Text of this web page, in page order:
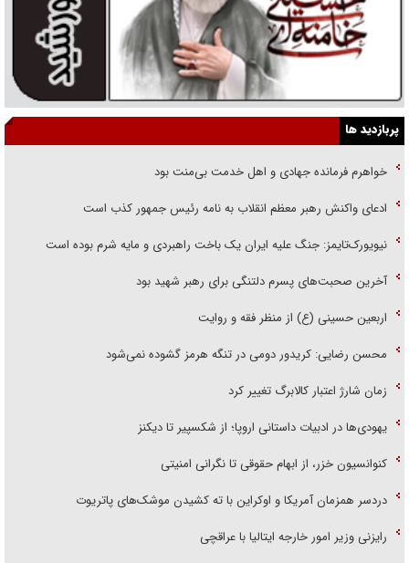
پربازدید ها
خواهرم فرمانده جهادی و اهل خدمت بی‌منت بود
ادعای واکنش رهبر معظم انقلاب به نامه رئیس جمهور کذب است
نیویورک‌تایمز: جنگ علیه ایران یک باخت راهبردی و مایه شرم بوده است
آخرین صحبت‌های پسرم دلتنگی برای رهبر شهید بود
اربعین حسینی (ع) از منظر فقه و روایت
محسن رضایی: کریدور دومی در تنگه هرمز گشوده نمی‌شود
زمان شارژ اعتبار کالابرگ تغییر کرد
یهودی‌ها در ادبیات داستانی اروپا؛ از شکسپیر تا دیکنز
کنوانسیون خزر، از ابهام حقوقی تا نگرانی امنیتی
دردسر همزمان آمریکا و اوکراین با ته کشیدن موشک‌های پاتریوت
رایزنی وزیر امور خارجه ایتالیا با عراقچی